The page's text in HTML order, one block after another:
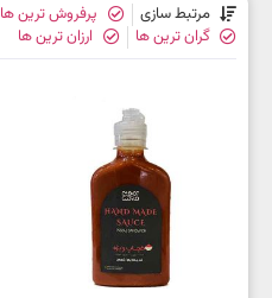
مرتبط سازی پرفروش ترین ها
گران ترین ها
ارزان ترین ها